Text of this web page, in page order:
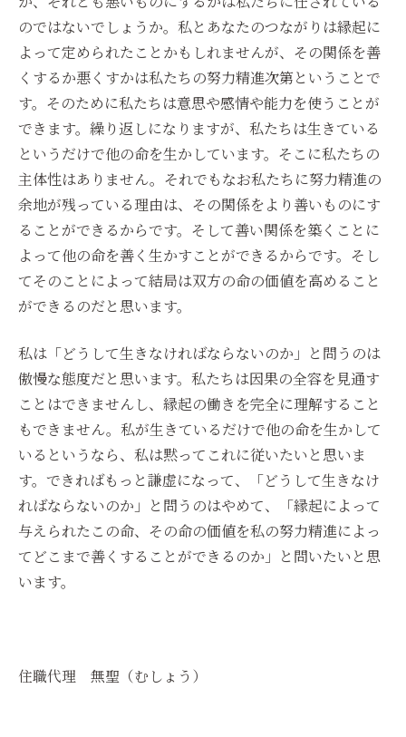
のではないでしょうか。私とあなたのつながりは縁起に
よって定められたことかもしれませんが、その関係を善
くするか悪くすかは私たちの努力精進次第ということで
す。そのために私たちは意思や感情や能力を使うことが
できます。繰り返しになりますが、私たちは生きている
というだけで他の命を生かしています。そこに私たちの
主体性はありません。それでもなお私たちに努力精進の
余地が残っている理由は、その関係をより善いものにす
ることができるからです。そして善い関係を築くことに
よって他の命を善く生かすことができるからです。そし
てそのことによって結局は双方の命の価値を高めること
ができるのだと思います。
私は「どうして生きなければならないのか」と問うのは
傲慢な態度だと思います。私たちは因果の全容を見通す
ことはできませんし、縁起の働きを完全に理解すること
もできません。私が生きているだけで他の命を生かして
いるというなら、私は黙ってこれに従いたいと思いま
す。できればもっと謙虚になって、「どうして生きなけ
ればならないのか」と問うのはやめて、「縁起によって
与えられたこの命、その命の価値を私の努力精進によっ
てどこまで善くすることができるのか」と問いたいと思
います。
住職代理 無聖（むしょう）